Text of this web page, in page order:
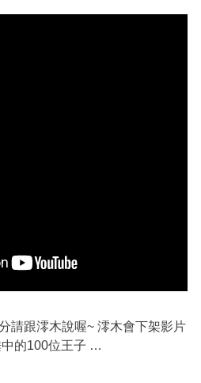
請跟澪木說喔~ 澪木會下架影片
的100位王子 …